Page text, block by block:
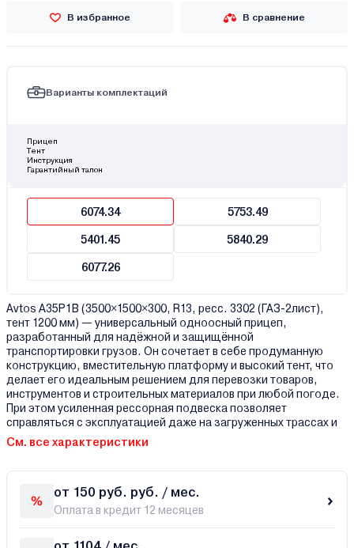
В избранное В сравнение
Варианты комплектаций
Прицеп
Тент
Инструкция
Гарантийный талон
6074.34 5753.49
5401.45 5840.29
6077.26
Avtos A35P1B (3500×1500×300, R13, ресс. 3302 (ГАЗ-2лист),
тент 1200 мм) — универсальный одноосный прицеп,
разработанный для надёжной и защищённой
транспортировки грузов. Он сочетает в себе продуманную
конструкцию, вместительную платформу и высокий тент, что
делает его идеальным решением для перевозки товаров,
инструментов и строительных материалов при любой погоде.
При этом усиленная рессорная подвеска позволяет
справляться с эксплуатацией даже на загруженных трассах и
См. все характеристики
от 150 руб. руб. / мес.
Оплата в кредит 12 месяцев